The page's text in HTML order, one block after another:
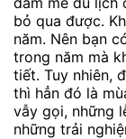
bỏ qua được.
năm. Nên bạn
trong năm mà
tiết. Tuy nhiên,
thì hẳn đó là
vẫy gọi, những
những trải